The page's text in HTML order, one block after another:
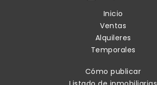
Inicio
Ventas
Alquileres
Temporales
Cómo publicar